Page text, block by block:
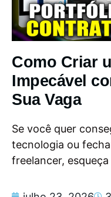
Como Criar
Impecável
Sua Vaga
Se você quer
tecnologia ou
freelancer,